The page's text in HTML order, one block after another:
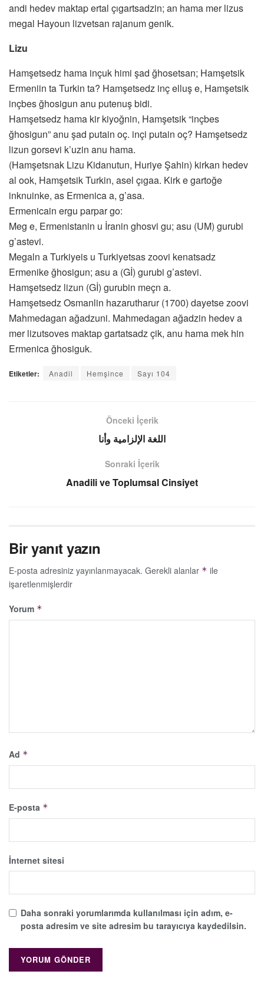
andi hedev maktap ertal çıgartsadzin; an hama mer lizus
megal Hayoun lizvetsan rajanum genik.
Lizu
Hamşetsedz hama inçuk himi şad ğhosetsan; Hamşetsik
Ermeniin ta Turkin ta? Hamşetsedz inç elluş e, Hamşetsik
inçbes ğhosigun anu putenuş bidi.
Hamşetsedz hama kir kiyoğnin, Hamşetsik “inçbes
ğhosigun” anu şad putain oç. inçi putain oç? Hamşetsedz
lizun gorsevi k’uzin anu hama.
(Hamşetsnak Lizu Kidanutun, Huriye Şahin) kirkan hedev
al ook, Hamşetsik Turkin, asel çıgaa. Kirk e gartoğe
inknuinke, as Ermenica a, g’asa.
Ermenicain ergu parpar go:
Meg e, Ermenistanin u İranin ghosvi gu; asu (UM) gurubi
g’astevi.
Megaln a Turkiyeis u Turkiyetsas zoovi kenatsadz
Ermenike ğhosigun; asu a (Gİ) gurubi g’astevi.
Hamşetsedz lizun (Gİ) gurubin meçn a.
Hamşetsedz Osmanlin hazarutharur (1700) dayetse zoovi
Mahmedagan ağadzuni. Mahmedagan ağadzin hedev a
mer lizutsoves maktap gartatsadz çik, anu hama mek hin
Ermenica ğhosiguk.
Etiketler: Anadil Hemşince Sayı 104
Önceki İçerik
اللغة الإلزامية وأنا
Sonraki İçerik
Anadili ve Toplumsal Cinsiyet
Bir yanıt yazın
E-posta adresiniz yayınlanmayacak. Gerekli alanlar * ile
işaretlenmişlerdir
Yorum *
Ad *
E-posta *
İnternet sitesi
Daha sonraki yorumlarımda kullanılması için adım, e-
posta adresim ve site adresim bu tarayıcıya kaydedilsin.